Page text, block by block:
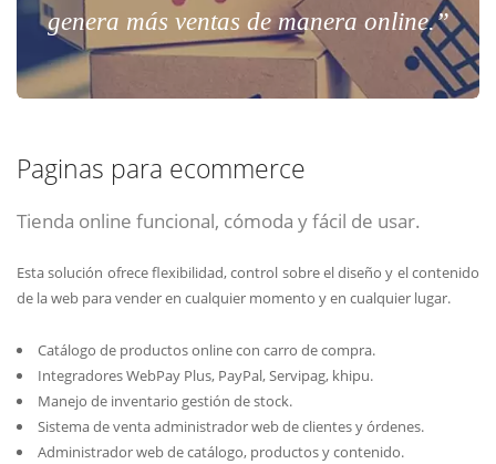
genera más ventas de manera online.”
Paginas para ecommerce
Tienda online funcional, cómoda y fácil de usar.
Esta solución ofrece flexibilidad, control sobre el diseño y el contenido
de la web para vender en cualquier momento y en cualquier lugar.
Catálogo de productos online con carro de compra.
Integradores WebPay Plus, PayPal, Servipag, khipu.
Manejo de inventario gestión de stock.
Sistema de venta administrador web de clientes y órdenes.
Administrador web de catálogo, productos y contenido.